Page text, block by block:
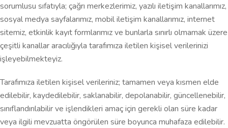
sorumlusu sıfatıyla; çağrı merkezlerimiz, yazılı iletişim kanallarımız,
sosyal medya sayfalarımız, mobil iletişim kanallarımız, internet
sitemiz, etkinlik kayıt formlarımız ve bunlarla sınırlı olmamak üzere
çeşitli kanallar aracılığıyla tarafımıza iletilen kişisel verilerinizi
işleyebilmekteyiz.
Tarafımıza iletilen kişisel verileriniz; tamamen veya kısmen elde
edilebilir, kaydedilebilir, saklanabilir, depolanabilir, güncellenebilir,
sınıflandırılabilir ve işlendikleri amaç için gerekli olan süre kadar
veya ilgili mevzuatta öngörülen süre boyunca muhafaza edilebilir.